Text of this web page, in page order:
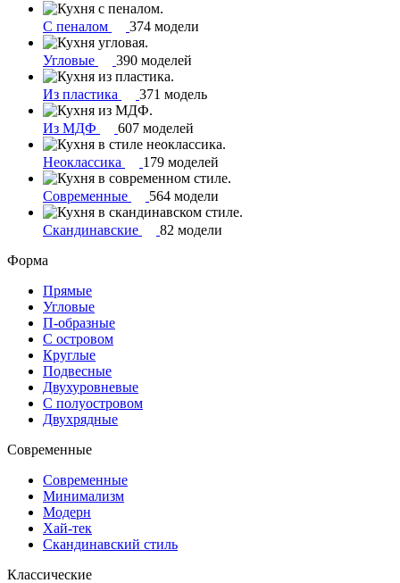
С пеналом 374 модели
Угловые 390 моделей
Из пластика 371 модель
Из МДФ 607 моделей
Неоклассика 179 моделей
Современные 564 модели
Скандинавские
82 модели
Форма
Прямые
Угловые
П-образные
С островом
Круглые
Подвесные
Двухуровневые
С полуостровом
Двухрядные
Современные
Современные
Минимализм
Модерн
Хай-тек
Скандинавский стиль
Классические